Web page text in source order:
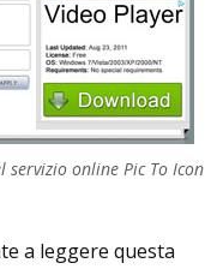
servizio online Pic To Icon
a leggere questa